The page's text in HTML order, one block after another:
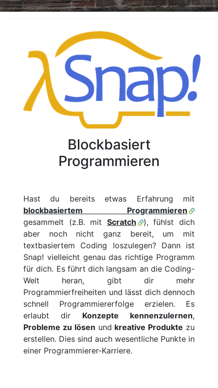
Blockbasiert
Programmieren
Hast du bereits etwas Erfahrung mit
blockbasiertem Programmieren
gesammelt (z.B. mit Scratch
), fühlst dich
aber noch nicht ganz bereit, um mit
textbasiertem Coding loszulegen? Dann ist
Snap! vielleicht genau das richtige Programm
für dich. Es führt dich langsam an die Coding-
Welt heran, gibt dir mehr
Programmierfreiheiten und lässt dich dennoch
schnell Programmiererfolge erzielen. Es
erlaubt dir Konzepte kennenzulernen,
Probleme zu lösen und kreative Produkte zu
erstellen. Dies sind auch wesentliche Punkte in
einer Programmierer-Karriere.